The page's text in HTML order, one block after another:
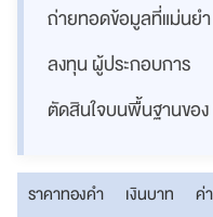
ถ่ายทอดข้อมูลที่แม่นย
ลงทุน ผู้ประกอบการ
ตัดสินใจบนพื้นฐานของ
ราคาทองคำ เงินบาท ค่